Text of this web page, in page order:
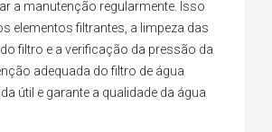
a manutenção regularmente. Isso
elementos filtrantes, a limpeza das
filtro e a verificação da pressão da
adequada do filtro de água
útil e garante a qualidade da água